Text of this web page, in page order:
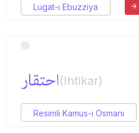
Lugat-ı Ebuzziya
احتقار(Ihtikar)
Resimli Kamus-ı Osmani